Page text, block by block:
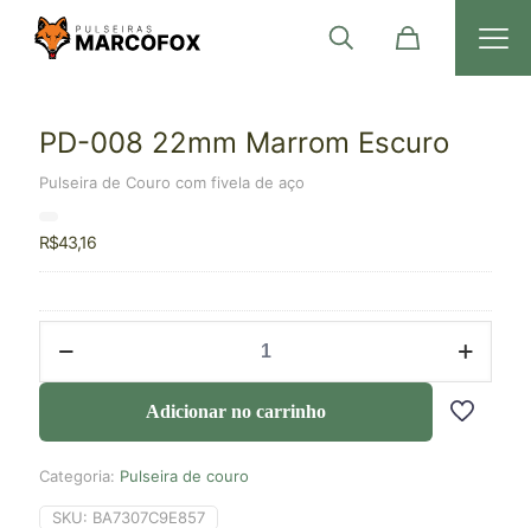
PD-008 22mm Marrom Escuro
Pulseira de Couro com fivela de aço
R$43,16
Adicionar no carrinho
Categoria: Pulseira de couro
SKU: BA7307C9E857